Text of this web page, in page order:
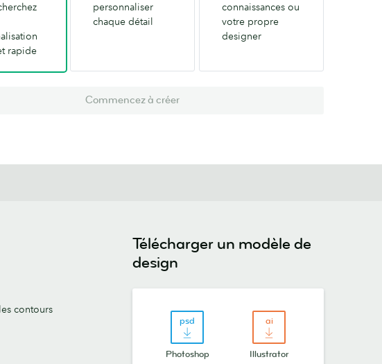
rapide
personnaliser
chaque détail
connaissances ou
votre propre
designer
Commencez à créer
contours
Télécharger un modèle de
design
Photoshop Illustrator